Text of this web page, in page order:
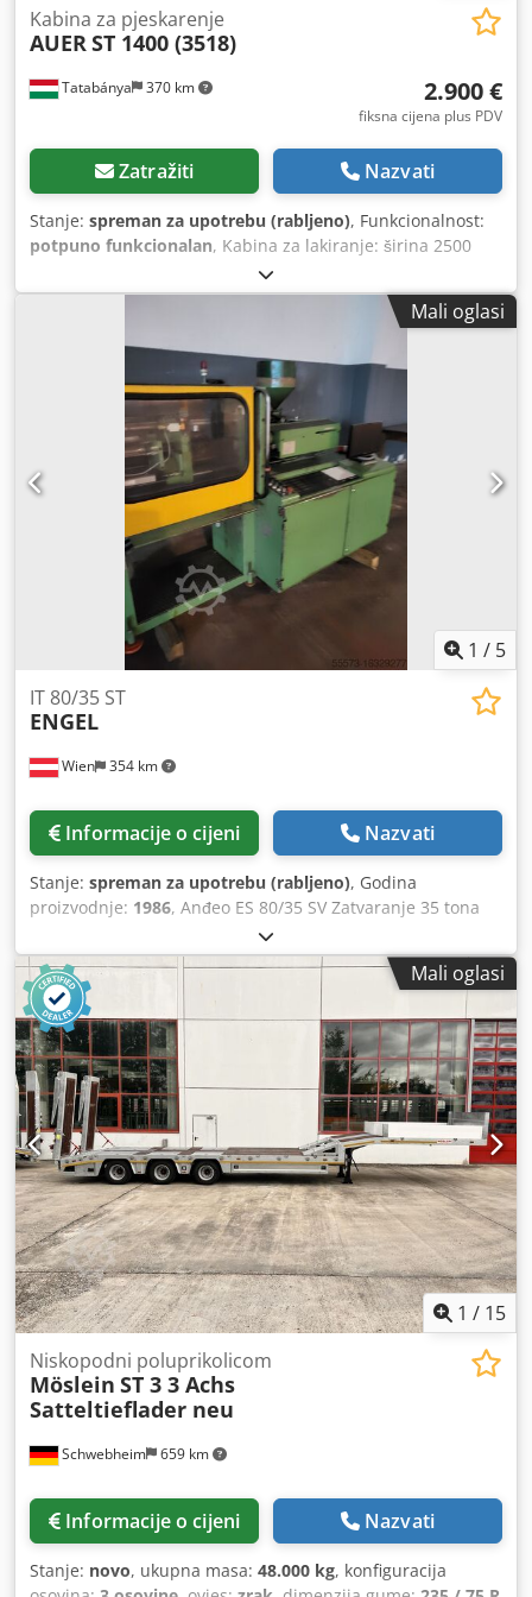
Tatabánya 370 km
Kabina za pjeskarenje
AUERST 1400 (3518)
2.900 €
fiksna cijena plus PDV
Zatražiti Nazvati
Stanje: spreman za upotrebu (rabljeno), Funkcionalnost:
potpuno funkcionalan, Kabina za lakiranje: širina 2500
mm visina 2000 mm dubina 1500 mm težina 450 kg ———
———— Komora za lakiranje: širina 1400 mm Crjdpfxezp
Iu Eo Abusf visina 850 mm dubina 1150 mm nosivost 200
kg ——— ———— Sustav za lakiranje: pištolj za lakiranje 1
x SPA 80 zračna mlaznica 4,0 mm mlaznica za lakiranje
11,0 mm ——— ———— Potrošnja komprimiranog zraka (4
bara): 0,73 m³/min potrošnja energije: 1,0 kW
Mali oglasi
1 / 5
Wien 354 km
IT 80/35 ST
ENGEL
Informacije o cijeni Nazvati
Stanje: spreman za upotrebu (rabljeno), Godina
proizvodnje: 1986, Anđeo ES 80/35 SV Zatvaranje 35 tona
Izgrađena 1986. godine Uvijač 22 mm EC88 Crjdpfx
Abstwmv Soujf
Mali oglasi
1 / 15
Schwebheim 659 km
Niskopodni poluprikolicom
Möslein ST 3 3 Achs
Satteltieflader neu
Informacije o cijeni Nazvati
Stanje: novo, ukupna masa: 48.000 kg, konfiguracija